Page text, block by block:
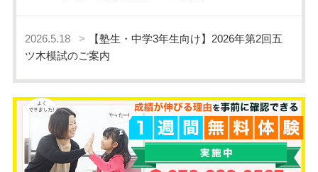
2026.5.18
【塾生・中学3年生向け】2026年第2回五
ツ木模試のご案内